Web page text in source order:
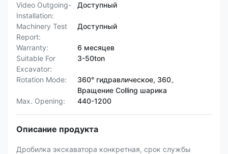
Video Outgoing-
Installation:
Доступный
Machinery Test
Report:
Доступный
Warranty:
6 месяцев
Suitable For
Excavator:
3-50ton
Rotation Mode:
360° гидравлическое, 360。
Вращение Colling шарика
Max. Opening:
440-1200
Описание продукта
Дробилка экскаватора конкретная, срок службы